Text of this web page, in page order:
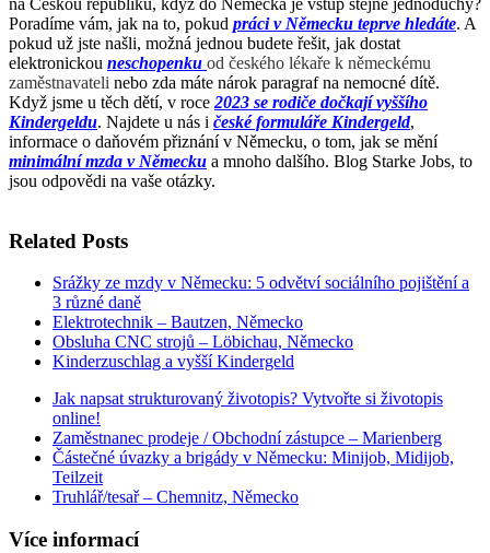
Poradíme vám, jak na to, pokud práci v Německu teprve hledáte. A
pokud už jste našli, možná jednou budete řešit, jak dostat
elektronickou neschopenku od českého lékaře k německému
zaměstnavateli nebo zda máte nárok paragraf na nemocné dítě.
Když jsme u těch dětí, v roce 2023 se rodiče dočkají vyššího
Kindergeldu. Najdete u nás i české formuláře Kindergeld,
informace o daňovém přiznání v Německu, o tom, jak se mění
minimální mzda v Německu a mnoho dalšího. Blog Starke Jobs, to
jsou odpovědi na vaše otázky.
Related Posts
Srážky ze mzdy v Německu: 5 odvětví sociálního pojištění a
3 různé daně
Elektrotechnik – Bautzen, Německo
Obsluha CNC strojů – Löbichau, Německo
Kinderzuschlag a vyšší Kindergeld
Jak napsat strukturovaný životopis? Vytvořte si životopis
online!
Zaměstnanec prodeje / Obchodní zástupce – Marienberg
Částečné úvazky a brigády v Německu: Minijob, Midijob,
Teilzeit
Truhlář/tesař – Chemnitz, Německo
Více informací